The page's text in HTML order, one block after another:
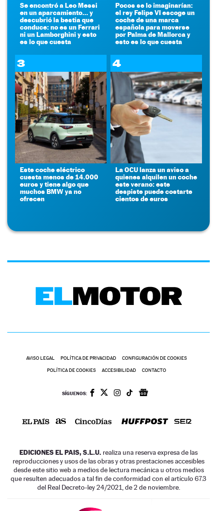
Se encontró a Leo Messi
en un aparcamiento... y
descubrió la bestia que
conduce: no es un Ferrari
ni un Lamborghini y esto
es lo que cuesta
Pocos se lo imaginarían:
el rey Felipe VI escoge un
coche de una marca
española para moverse
por Palma de Mallorca y
esto es lo que cuesta
3
Este coche eléctrico
cuesta menos de 14.000
euros y tiene algo que
muchos BMW ya no
ofrecen
4
La OCU lanza un aviso a
quienes alquilen un coche
este verano: este
despiste puede costarte
cientos de euros
AVISO LEGAL POLÍTICA DE PRIVACIDAD CONFIGURACIÓN DE COOKIES
POLÍTICA DE COOKIES ACCESIBILIDAD CONTACTO
SÍGUENOS:
EDICIONES EL PAIS, S.L.U. realiza una reserva expresa de las
reproducciones y usos de las obras y otras prestaciones accesibles
desde este sitio web a medios de lectura mecánica u otros medios
que resulten adecuados a tal fin de conformidad con el artículo 67.3
del Real Decreto-ley 24/2021, de 2 de noviembre.